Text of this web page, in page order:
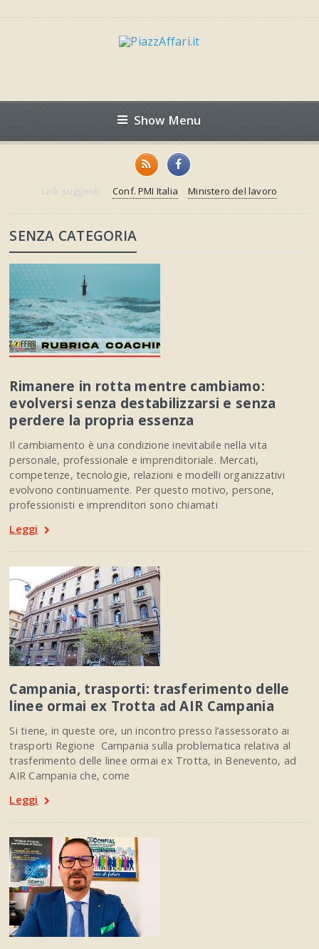
Show Menu
Link suggeriti: Conf. PMI Italia Ministero del lavoro
SENZA CATEGORIA
Rimanere in rotta mentre cambiamo:
evolversi senza destabilizzarsi e senza
perdere la propria essenza
Il cambiamento è una condizione inevitabile nella vita
personale, professionale e imprenditoriale. Mercati,
competenze, tecnologie, relazioni e modelli organizzativi
evolvono continuamente. Per questo motivo, persone,
professionisti e imprenditori sono chiamati
Leggi
Campania, trasporti: trasferimento delle
linee ormai ex Trotta ad AIR Campania
Si tiene, in queste ore, un incontro presso l’assessorato ai
trasporti Regione Campania sulla problematica relativa al
trasferimento delle linee ormai ex Trotta, in Benevento, ad
AIR Campania che, come
Leggi